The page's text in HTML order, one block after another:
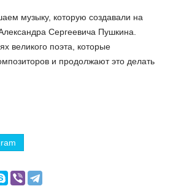
музыку, которую создавали на
Сергеевича Пушкина.
великого поэта, которые
и продолжают это делать